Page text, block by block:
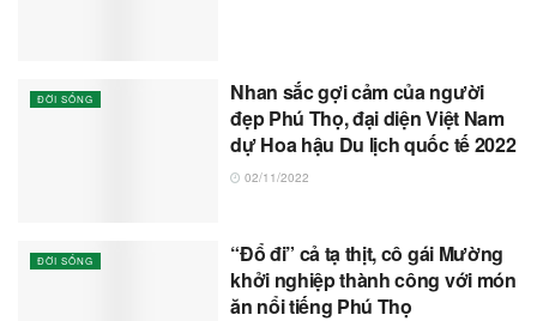
ĐỜI SỐNG
Nhan sắc gợi cảm của người
đẹp Phú Thọ, đại diện Việt Nam
dự Hoa hậu Du lịch quốc tế 2022
02/11/2022
ĐỜI SỐNG
“Đổ đi” cả tạ thịt, cô gái Mường
khởi nghiệp thành công với món
ăn nổi tiếng Phú Thọ